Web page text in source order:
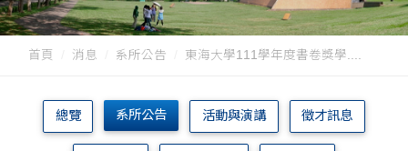
首頁 消息 系所公告 ​​​​​​​東海大學111學年度書卷獎學....
總覽 系所公告 活動與演講 徵才訊息